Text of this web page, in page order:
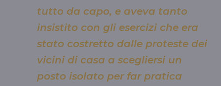
tutto da capo, e aveva tanto
insistito con gli esercizi che era
stato costretto dalle proteste dei
vicini di casa a scegliersi un
posto isolato per far pratica